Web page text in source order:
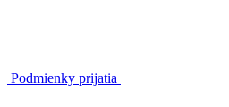
Podmienky prijatia